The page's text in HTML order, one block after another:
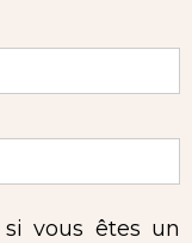
vous êtes un